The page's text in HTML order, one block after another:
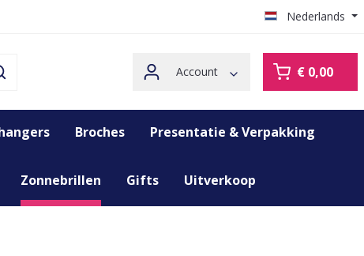
Nederlands
Account € 0,00
Broches Presentatie & Verpakking
Zonnebrillen Gifts Uitverkoop